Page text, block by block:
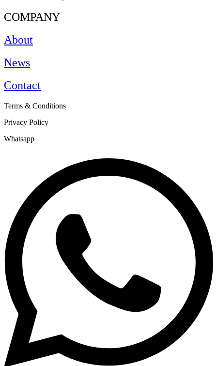
COMPANY
About
News
Contact
Terms & Conditions
Privacy Policy
Whatsapp